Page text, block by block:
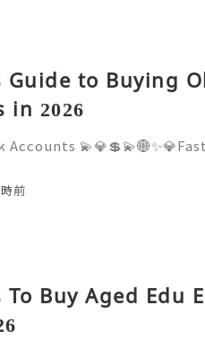
Guide to Buying
in 2026
Accounts
@usadigitalhub
前
To Buy Aged Edu